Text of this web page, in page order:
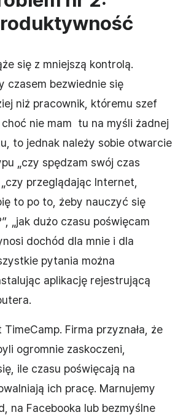
się z mniejszą kontrolą.
czasem bezwiednie się
niż pracownik, któremu szef
nie mam tu na myśli żadnej
to jednak należy sobie otwarcie
„czy spędzam swój czas
przeglądając Internet,
to po to, żeby nauczyć się
„jak dużo czasu poświęcam
dochód dla mnie i dla
pytania można
aplikację rejestrującą
Firma przyznała, że
ogromnie zaskoczeni,
ile czasu poświęcają na
ich pracę. Marnujemy
na Facebooka lub bezmyślne